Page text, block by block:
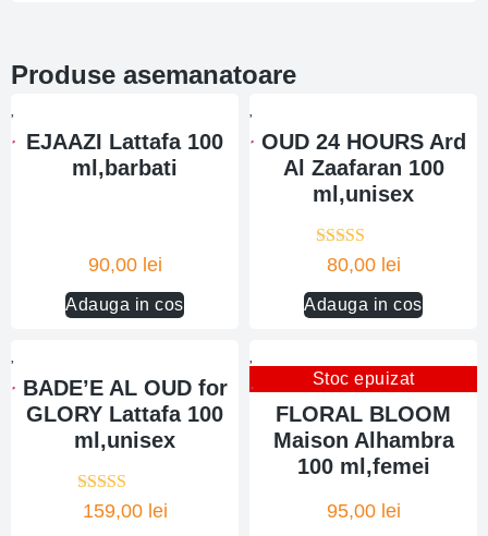
Produse asemanatoare
EJAAZI Lattafa 100
ml,barbati
90,00 lei
Adauga in cos
OUD 24 HOURS Ard
Al Zaafaran 100
ml,unisex
80,00 lei
Adauga in cos
Evaluat la
5.00
BADE’E AL OUD for
GLORY Lattafa 100
ml,unisex
159,00 lei
Evaluat la
5.00
Stoc epuizat
FLORAL BLOOM
Maison Alhambra
100 ml,femei
95,00 lei